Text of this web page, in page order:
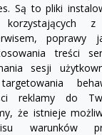
Są to pliki
korzystających
poprawy
treści
sesji
reklamy do
że istnieje
warunków